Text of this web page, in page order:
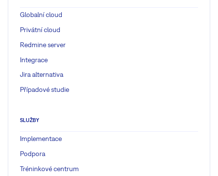
Globalní cloud
Privátní cloud
Redmine server
Integrace
Jira alternativa
Případové studie
SLUŽBY
Implementace
Podpora
Tréninkové centrum